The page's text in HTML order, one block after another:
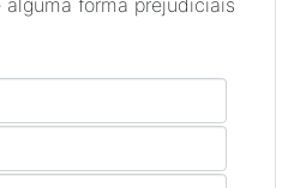
forma prejudiciais